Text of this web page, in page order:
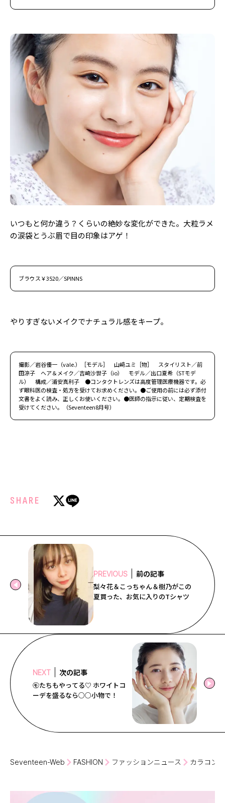
いつもと何か違う？くらいの絶妙な変化ができた。大粒ラメ
の涙袋とうぶ眉で目の印象はアゲ！
ブラウス￥3520／SPINNS
やりすぎないメイクでナチュラル感をキープ。
撮影／岩谷優一（vale.）［モデル］ 山﨑ユミ［物］ スタイリスト／前
田涼子 ヘア＆メイク／吉崎沙世子（io） モデル／出口夏希（STモデ
ル） 構成／浦安真利子 ●コンタクトレンズは高度管理医療機器です。必
ず眼科医の検査・処方を受けてお求めください。●ご使用の前には必ず添付
文書をよく読み、正しくお使いください。●医師の指示に従い、定期検査を
受けてください。（Seventeen8月号）
SHARE
PREVIOUS 前の記事
梨々花＆こっちゃん＆樹乃がこの
夏買った、お気に入りのTシャツ
NEXT 次の記事
㋲たちもやってる♡ ホワイトコ
ーデを盛るなら○○小物で！
Seventeen-Web FASHION ファッションニュース カラコン